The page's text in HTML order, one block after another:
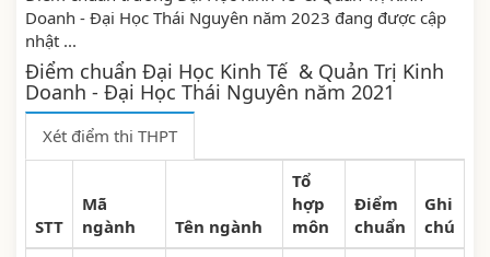
Doanh - Đại Học Thái Nguyên năm 2023 đang được cập
nhật ...
Điểm chuẩn Đại Học Kinh Tế & Quản Trị Kinh
Doanh - Đại Học Thái Nguyên năm 2021
Xét điểm thi THPT
STT
Mã
ngành
Tên ngành
Tổ
hợp
môn
Điểm
chuẩn
Ghi
chú